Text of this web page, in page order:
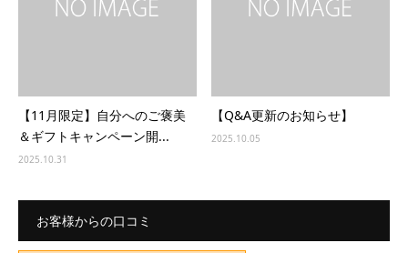
【11月限定】自分へのご褒美
＆ギフトキャンペーン開...
2025.10.31
【Q&A更新のお知らせ】
2025.10.05
お客様からの口コミ